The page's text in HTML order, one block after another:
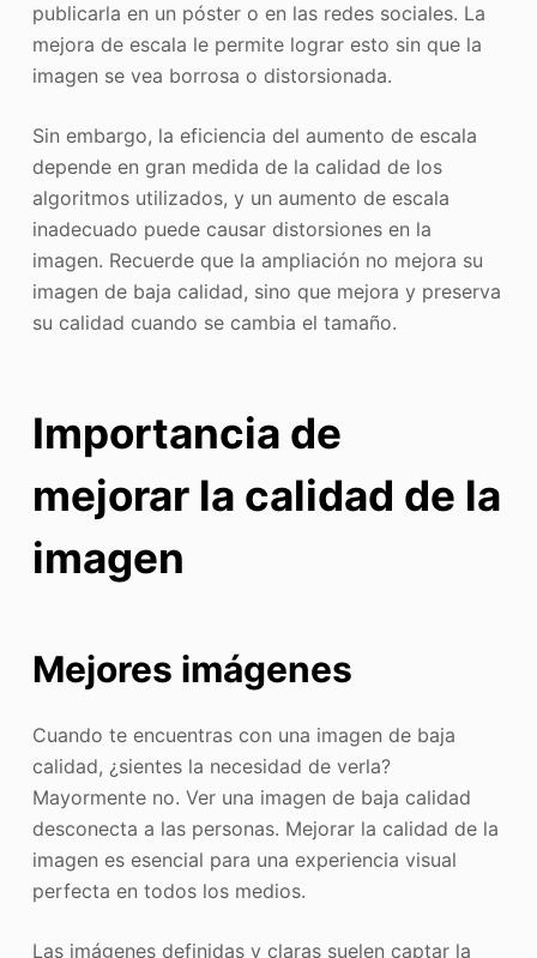
publicarla en un póster o en las redes sociales. La
mejora de escala le permite lograr esto sin que la
imagen se vea borrosa o distorsionada.
Sin embargo, la eficiencia del aumento de escala
depende en gran medida de la calidad de los
algoritmos utilizados, y un aumento de escala
inadecuado puede causar distorsiones en la
imagen. Recuerde que la ampliación no mejora su
imagen de baja calidad, sino que mejora y preserva
su calidad cuando se cambia el tamaño.
Importancia de
mejorar la calidad de la
imagen
Mejores imágenes
Cuando te encuentras con una imagen de baja
calidad, ¿sientes la necesidad de verla?
Mayormente no. Ver una imagen de baja calidad
desconecta a las personas. Mejorar la calidad de la
imagen es esencial para una experiencia visual
perfecta en todos los medios.
Las imágenes definidas y claras suelen captar la